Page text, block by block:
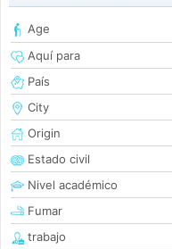
Age
Aquí para
País
City
Origin
Estado civil
Nivel académico
Fumar
trabajo